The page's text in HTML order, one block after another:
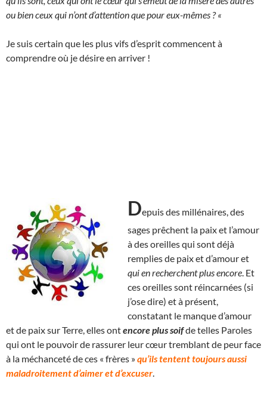
ou bien ceux qui n’ont d’attention que pour eux-mêmes ? «
Je suis certain que les plus vifs d’esprit commencent à
comprendre où je désire en arriver !
Depuis des millénaires, des
sages prêchent la paix et l’amour
à des oreilles qui sont déjà
remplies de paix et d’amour et
qui en recherchent plus encore . Et
ces oreilles sont réincarnées (si
j’ose dire) et à présent,
constatant le manque d’amour
et de paix sur Terre, elles ontencore plus soifde telles Paroles
qui ont le pouvoir de rassurer leur cœur tremblant de peur face
à la méchanceté de ces « frères »qu’ils tentent toujours aussi
maladroitement d’aimer et d’excuser